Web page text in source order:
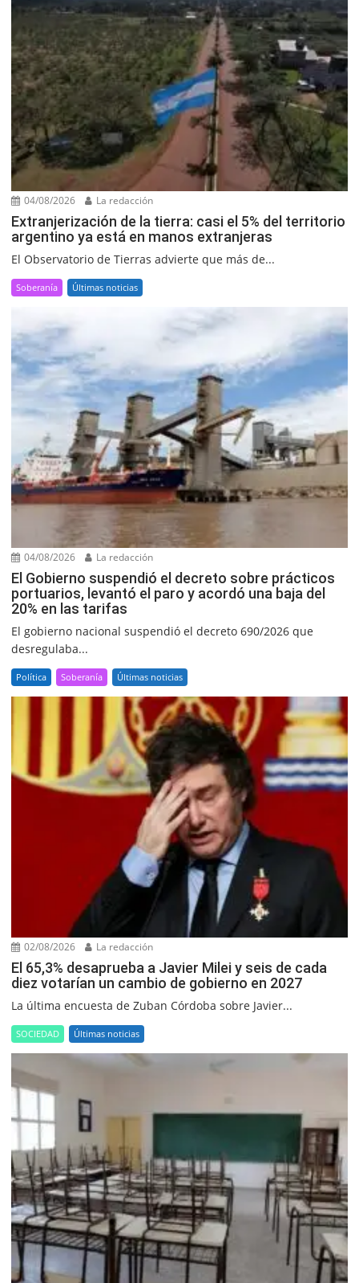
04/08/2026 La redacción
Extranjerización de la tierra: casi el 5% del territorio
argentino ya está en manos extranjeras
El Observatorio de Tierras advierte que más de...
Soberanía Últimas noticias
04/08/2026 La redacción
El Gobierno suspendió el decreto sobre prácticos
portuarios, levantó el paro y acordó una baja del
20% en las tarifas
El gobierno nacional suspendió el decreto 690/2026 que
desregulaba...
Política Soberanía Últimas noticias
02/08/2026 La redacción
El 65,3% desaprueba a Javier Milei y seis de cada
diez votarían un cambio de gobierno en 2027
La última encuesta de Zuban Córdoba sobre Javier...
SOCIEDAD Últimas noticias